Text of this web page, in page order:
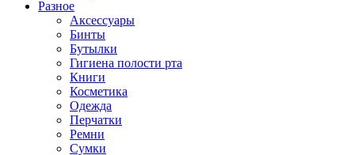
Разное
Аксессуары
Бинты
Бутылки
Гигиена полости рта
Книги
Косметика
Одежда
Перчатки
Ремни
Сумки